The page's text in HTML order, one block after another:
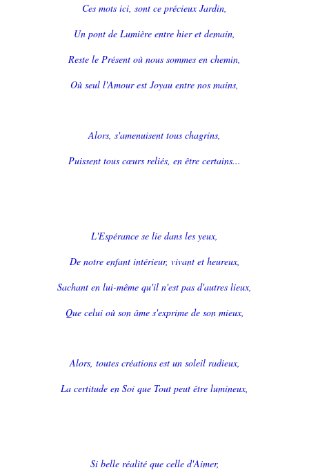
Ces mots ici, sont ce précieux Jardin,
Un pont de Lumière entre hier et demain,
Reste le Présent où nous sommes en chemin,
Où seul l'Amour est Joyau entre nos mains,
Alors, s'amenuisent tous chagrins,
Puissent tous cœurs reliés, en être certains...
L'Espérance se lie dans les yeux,
De notre enfant intérieur, vivant et heureux,
Sachant en lui-même qu'il n'est pas d'autres lieux,
Que celui où son âme s'exprime de son mieux,
Alors, toutes créations est un soleil radieux,
La certitude en Soi que Tout peut être lumineux,
Si belle réalité que celle d'Aimer,